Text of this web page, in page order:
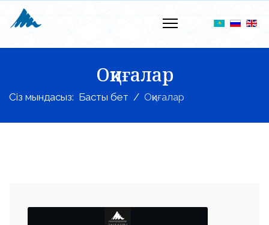
Оқиғалар
Сіз мындасыз: Басты бет Оқиғалар